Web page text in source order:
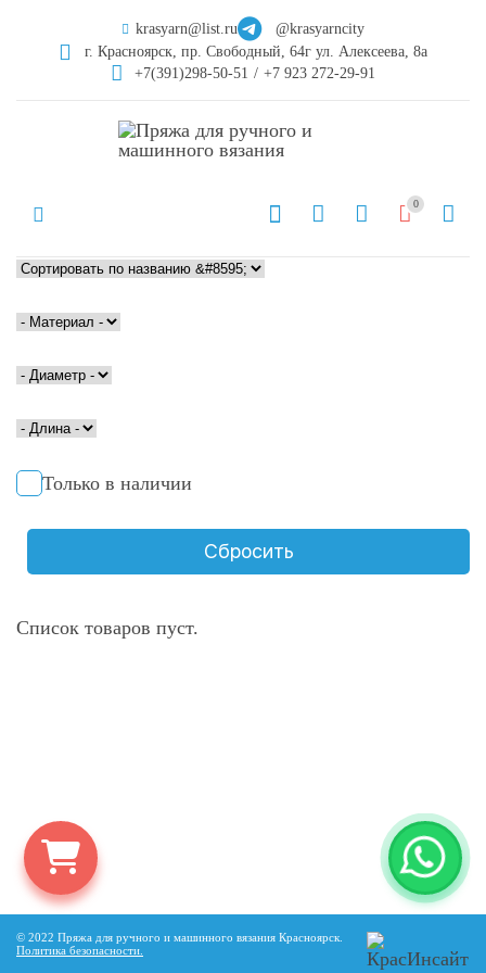
krasyarn@list.ru
@krasyarncity
г. Красноярск, пр. Свободный, 64г ул. Алексеева, 8а
+7(391)298-50-51 / +7 923 272-29-91
0
Только в наличии
Сбросить
Список товаров пуст.
© 2022 Пряжа для ручного и машинного вязания Красноярск.
Политика безопасности